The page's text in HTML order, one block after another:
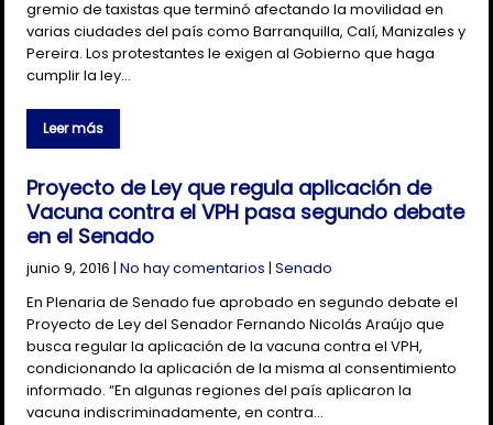
gremio de taxistas que terminó afectando la movilidad en
varias ciudades del país como Barranquilla, Calí, Manizales y
Pereira. Los protestantes le exigen al Gobierno que haga
cumplir la ley…
Leer más
Proyecto de Ley que regula aplicación de
Vacuna contra el VPH pasa segundo debate
en el Senado
junio 9, 2016 |No hay comentarios |Senado
En Plenaria de Senado fue aprobado en segundo debate el
Proyecto de Ley del Senador Fernando Nicolás Araújo que
busca regular la aplicación de la vacuna contra el VPH,
condicionando la aplicación de la misma al consentimiento
informado. “En algunas regiones del país aplicaron la
vacuna indiscriminadamente, en contra…